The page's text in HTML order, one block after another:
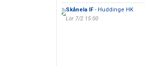
Skånela IF- Huddinge HK
Lör 7/2 15:00